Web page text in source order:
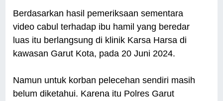
Berdasarkan hasil pemeriksaan sementara
video cabul terhadap ibu hamil yang beredar
luas itu berlangsung di klinik Karsa Harsa di
kawasan Garut Kota, pada 20 Juni 2024.
Namun untuk korban pelecehan sendiri masih
belum diketahui. Karena itu Polres Garut